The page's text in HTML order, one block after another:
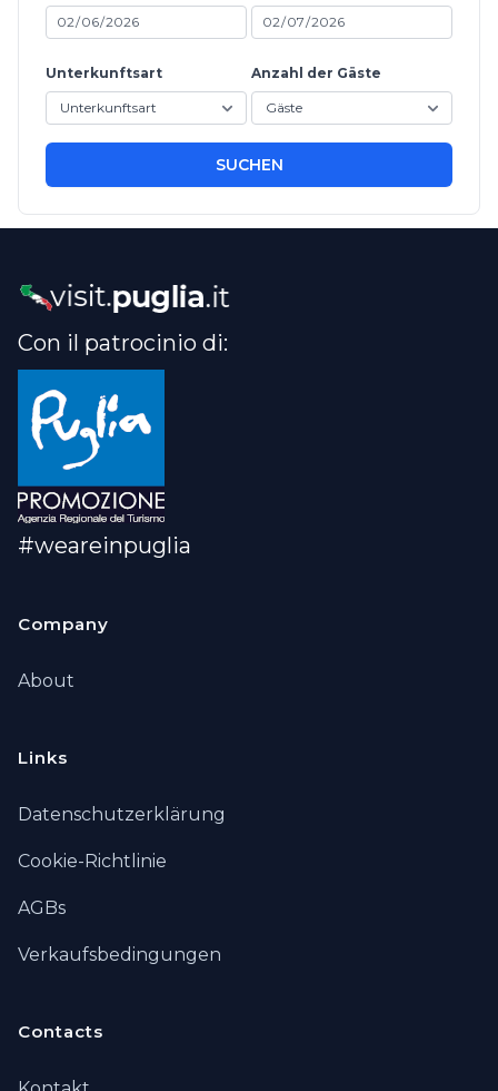
Unterkunftsart Anzahl der Gäste
SUCHEN
Con il patrocinio di:
#weareinpuglia
Company
About
Links
Datenschutzerklärung
Cookie-Richtlinie
AGBs
Verkaufsbedingungen
Contacts